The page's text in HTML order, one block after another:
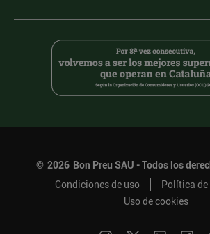
© 2026 Bon Preu SAU - Todos los
Condiciones de uso
Política
Uso de cookies